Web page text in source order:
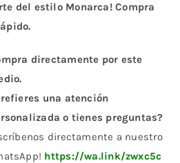
del estilo Monarca! Compra
directamente por este
una atención
o tienes preguntas?
directamente a nuestro
https://wa.link/zwxc5c